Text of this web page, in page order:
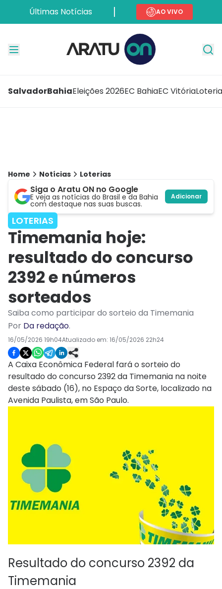
Últimas Notícias AO VIVO
SalvadorBahiaEleições 2026EC BahiaEC Vitória
Home Notícias Loterias
Siga o Aratu ON no Google
E veja as notícias do Brasil e da Bahia
com destaque nas suas buscas.
Adicionar
LOTERIAS
Timemania hoje:
resultado do concurso
2392 e números
sorteados
Saiba como participar do sorteio da Timemania
Por Da redação.
16/05/2026 19h04Atualizado em: 16/05/2026 22h24
A Caixa Econômica Federal fará o sorteio do
resultado do concurso 2392 da Timemania na noite
deste sábado (16), no Espaço da Sorte, localizado na
Avenida Paulista, em São Paulo.
Resultado do concurso 2392 da
Timemania